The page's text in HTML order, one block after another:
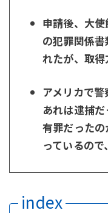
申請後、大
の犯罪関係
れたが、取
アメリカで警
あれは逮捕だ
有罪だった
っているの